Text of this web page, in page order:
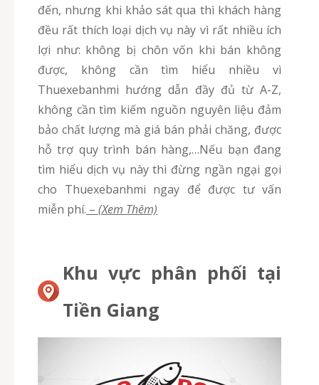
đến, nhưng khi khảo sát qua thì khách hàng
đều rất thích loại dịch vụ này vì rất nhiều ích
lợi như: không bị chôn vốn khi bán không
được, không cần tìm hiểu nhiều vì
Thuexebanhmi hướng dẫn đầy đủ từ A-Z,
không cần tìm kiếm nguồn nguyên liệu đảm
bảo chất lượng mà giá bán phải chăng, được
hỗ trợ quy trình bán hàng,…Nếu bạn đang
tìm hiểu dịch vụ này thì đừng ngần ngại gọi
cho Thuexebanhmi ngay để được tư vấn
miễn phí. – (Xem Thêm)
Khu vực phân phối tại
Tiền Giang